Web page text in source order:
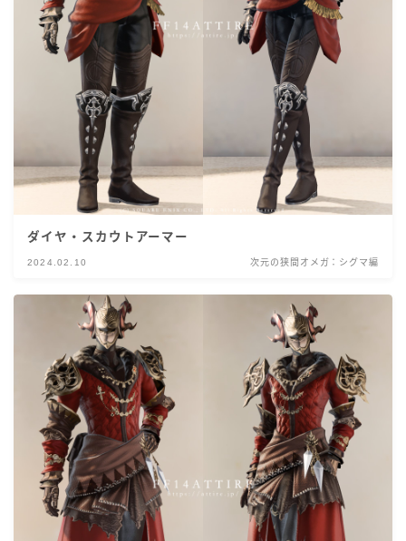
ダイヤ・スカウトアーマー
2024.02.10 次元の狭間オメガ：シグマ編